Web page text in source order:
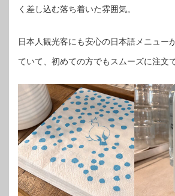
く差し込む落ち着いた雰囲気。
日本人観光客にも安心の日本語メニュー
ていて、初めての方でもスムーズに注文